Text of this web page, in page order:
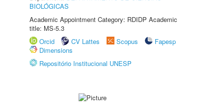
BIOLÓGICAS
Academic Appointment Category: RDIDP Academic
title: MS-5.3
Orcid
CV Lattes Scopus
Fapesp
Dimensions
Repositório Institucional UNESP